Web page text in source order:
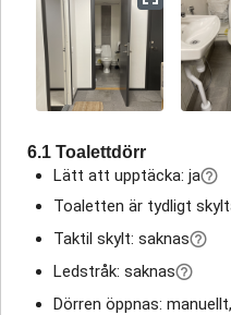
6.1 Toalettdörr
Lätt att upptäcka: ja
Toaletten är tydligt
Taktil skylt: saknas
Ledstråk: saknas
Dörren öppnas: